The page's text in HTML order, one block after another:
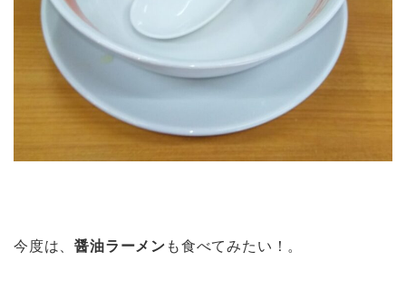
今度は、醤油ラーメン も食べてみたい！。